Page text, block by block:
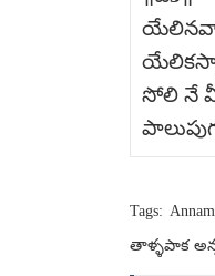
సోలి నే
Tags:
తాళ్ళపాక